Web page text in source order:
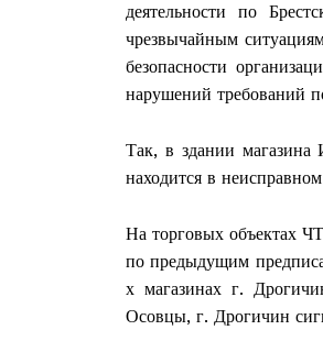
деятельности по
чрезвычайным
безопасности
нарушений требований
Так, в здании
находится в
На торговых объектах
по предыдущим
х магазинах г.
Осовцы, г. Дрогичин